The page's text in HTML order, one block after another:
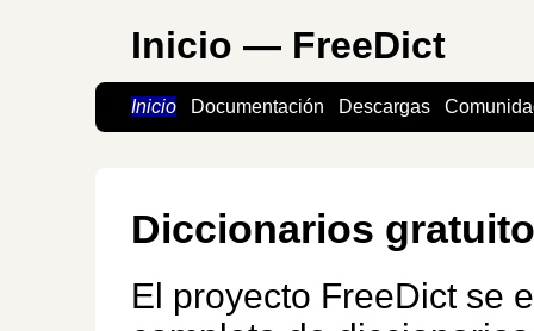
Inicio — FreeDict
Inicio Documentación Descargas
Diccionarios
El proyecto FreeDict se